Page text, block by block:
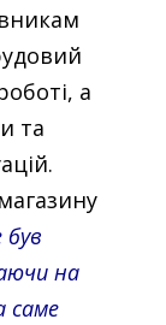
а
та
був
на
саме